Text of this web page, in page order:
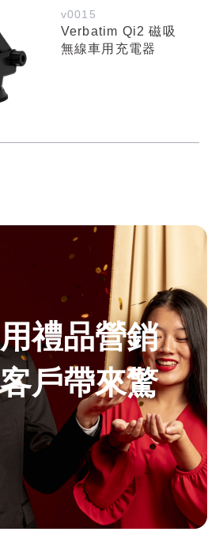
v0015
Verbatim Qi2 磁吸
無線車用充電器
禮品營銷
戶帶來驚